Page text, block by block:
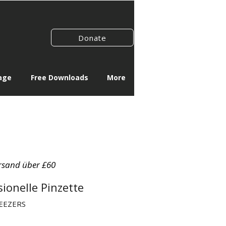
Donate
Free Downloads More
über £60
Pinzette